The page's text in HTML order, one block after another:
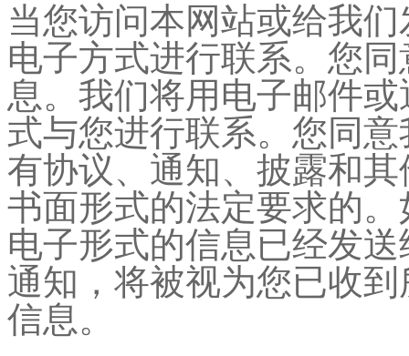
当您访问本网站或给我
电子方式进行联系。您
息。我们将用电子邮件
式与您进行联系。您同
有协议、通知、披露和
书面形式的法定要求的
电子形式的信息已经发
通知，将被视为您已收
信息。